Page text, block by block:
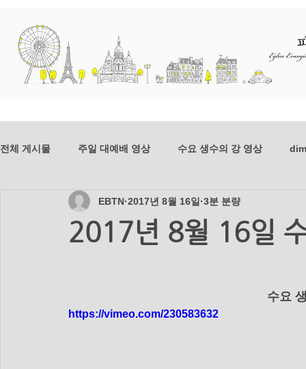
전체 게시물 주일 대예배 영상 수요 생수의 강 영상
dim-201807 mer-201807 dim-201806
dim-201712 mer-201712 dim_201711
2017년 8월 16일
EBTN 2017년 8월 16일 3분 분량
https://vimeo.com/230583632